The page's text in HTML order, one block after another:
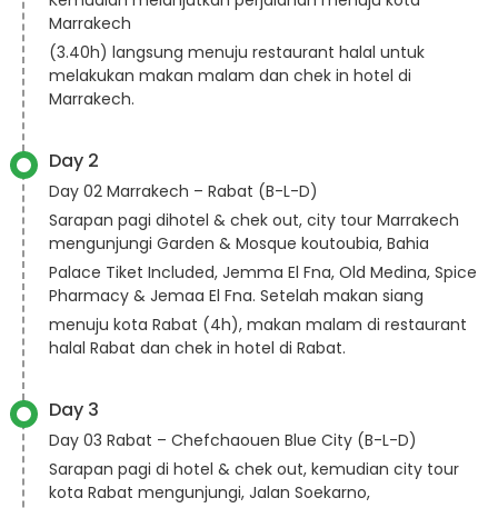
Marrakech
(3.40h) langsung menuju restaurant halal untuk
melakukan makan malam dan chek in hotel di
Marrakech.
Day 2
Day 02 Marrakech – Rabat (B-L-D)
Sarapan pagi dihotel & chek out, city tour Marrakech
mengunjungi Garden & Mosque koutoubia, Bahia
Palace Tiket Included, Jemma El Fna, Old Medina, Spice
Pharmacy & Jemaa El Fna. Setelah makan siang
menuju kota Rabat (4h), makan malam di restaurant
halal Rabat dan chek in hotel di Rabat.
Day 3
Day 03 Rabat – Chefchaouen Blue City (B-L-D)
Sarapan pagi di hotel & chek out, kemudian city tour
kota Rabat mengunjungi, Jalan Soekarno,